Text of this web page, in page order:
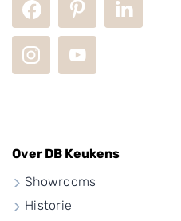
Over DB Keukens
Showrooms
Historie